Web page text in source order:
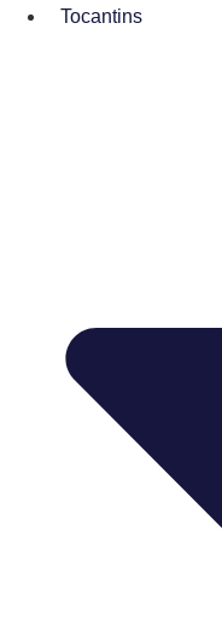
Tocantins